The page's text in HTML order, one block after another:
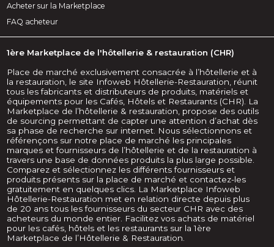
Acheter sur la Marketplace
FAQ acheteur
1ère Marketplace de l'hôtellerie & restauration (CHR)
Place de marché exclusivement consacrée à l’hôtellerie et à
la restauration, le site Infoweb Hôtellerie-Restauration, réunit
tous les fabricants et distributeurs de produits, matériels et
équipements pour les Cafés, Hôtels et Restaurants (CHR). La
Marketplace de l’hôtellerie & restauration, propose des outils
de sourcing permettant de capter une attention d’achat dès
sa phase de recherche sur internet. Nous sélectionnons et
référençons sur notre place de marché les principales
marques et fournisseurs de l’hôtellerie et de la restauration à
travers une base de données produits la plus large possible.
Comparez et sélectionnez les différents fournisseurs et
produits présents sur la place de marché et contactez-les
gratuitement en quelques clics. La Marketplace Infoweb
Hôtellerie-Restauration met en relation directe depuis plus
de 20 ans tous les fournisseurs du secteur CHR avec des
acheteurs du monde entier. Facilitez vos achats de matériel
pour les cafés, hôtels et les restaurants sur la 1ère
Marketplace de l’Hôtellerie & Restauration.